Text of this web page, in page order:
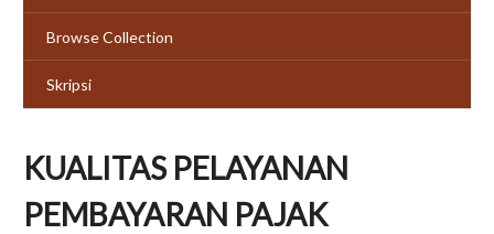
Browse Collection
Skripsi
KUALITAS PELAYANAN
PEMBAYARAN PAJAK